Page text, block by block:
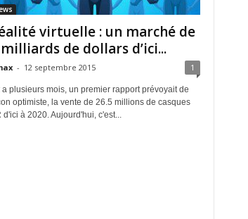
virtuelle : un marché de
de dollars d’ici...
- 12 septembre 2015 1
a plusieurs mois, un premier rapport prévoyait de
optimiste, la vente de 26.5 millions de casques
d'ici à 2020. Aujourd'hui, c'est...